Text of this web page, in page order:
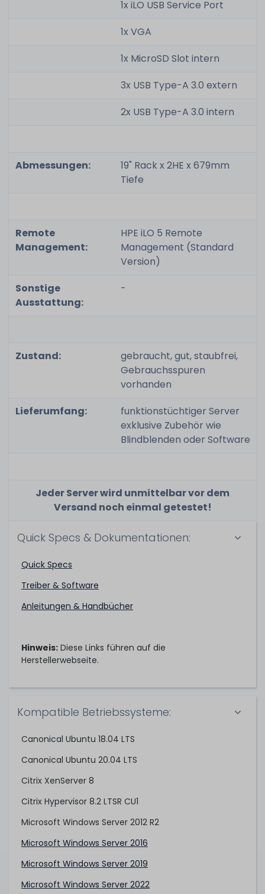
1x iLO USB Service Port
1x VGA
1x MicroSD Slot intern
3x USB Type-A 3.0 extern
2x USB Type-A 3.0 intern
Abmessungen:
19" Rack x 2HE x 679mm
Tiefe
Remote
Management:
HPE iLO 5 Remote
Management (Standard
Version)
Sonstige
Ausstattung:
-
Zustand:
gebraucht, gut, staubfrei,
Gebrauchsspuren
vorhanden
Lieferumfang:
funktionstüchtiger Server
exklusive Zubehör wie
Blindblenden oder Software
Jeder Server wird unmittelbar vor dem
Versand noch einmal getestet!
Quick Specs & Dokumentationen:
Quick Specs
Treiber & Software
Anleitungen & Handbücher
Hinweis: Diese Links führen auf die
Herstellerwebseite.
Kompatible Betriebssysteme:
Canonical Ubuntu 18.04 LTS
Canonical Ubuntu 20.04 LTS
Citrix XenServer 8
Citrix Hypervisor 8.2 LTSR CU1
Microsoft Windows Server 2012 R2
Microsoft Windows Server 2016
Microsoft Windows Server 2019
Microsoft Windows Server 2022